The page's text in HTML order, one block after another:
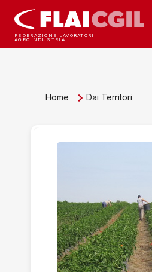
FEDERAZIONE LAVORATORI
AGROINDUSTRIA
Home Dai Territori